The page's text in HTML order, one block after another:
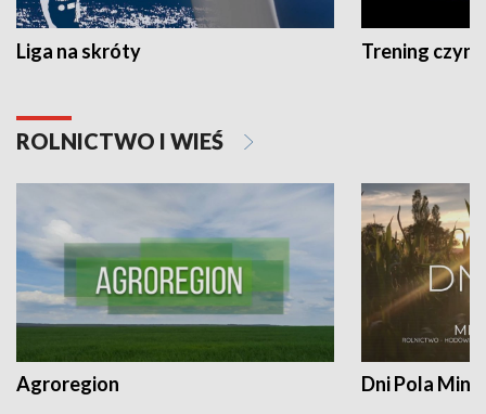
Liga na skróty Trening czyni
ROLNICTWO I WIEŚ
Agroregion Dni Pola